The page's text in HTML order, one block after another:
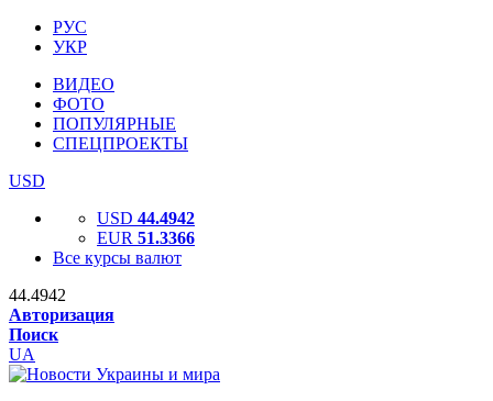
РУС
УКР
ВИДЕО
ФОТО
ПОПУЛЯРНЫЕ
СПЕЦПРОЕКТЫ
USD
USD 44.4942
EUR 51.3366
Все курсы валют
44.4942
Авторизация
Поиск
UA